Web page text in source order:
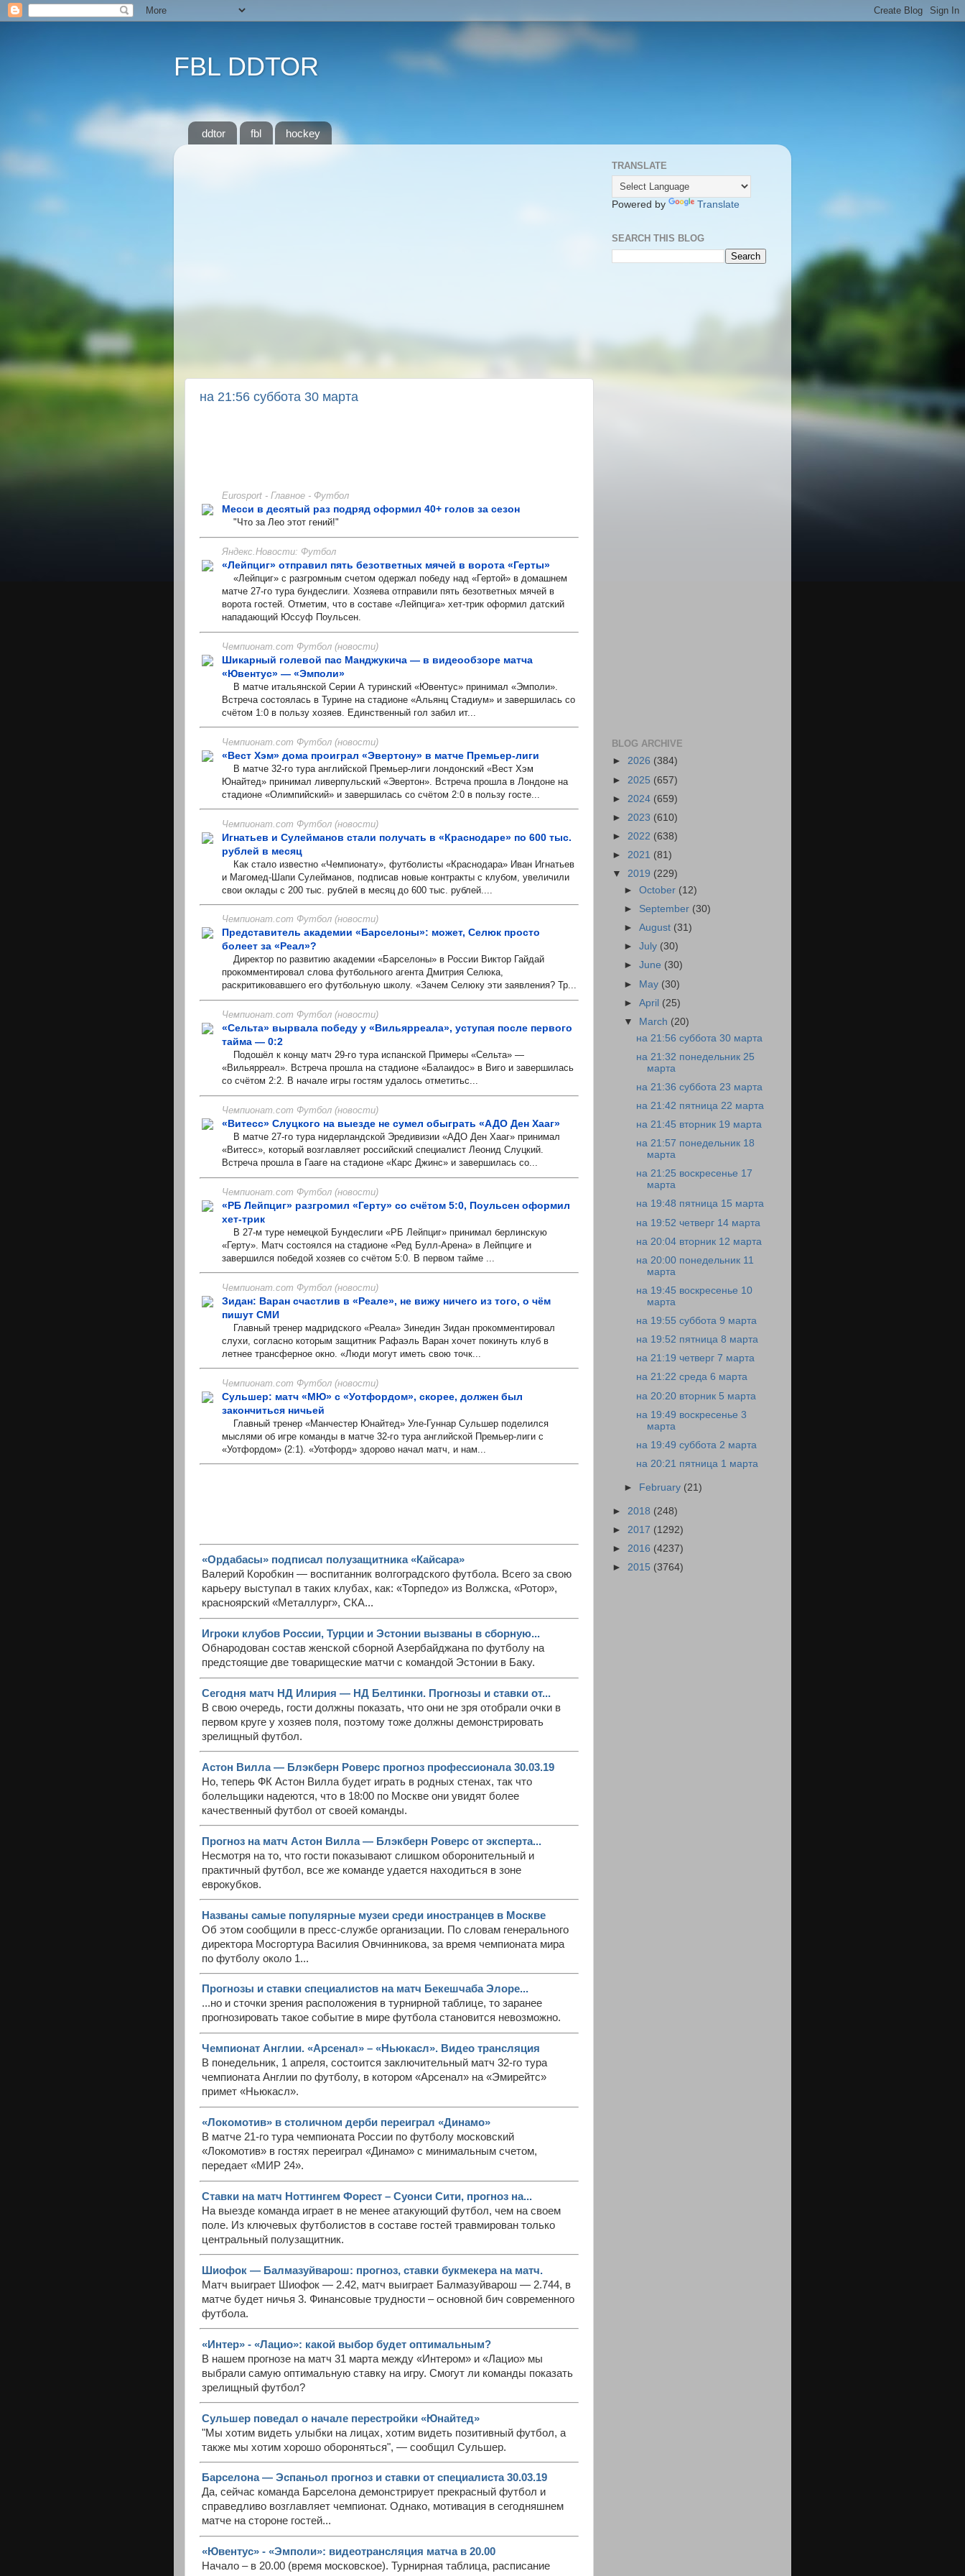
FBL DDTOR
ddtor fbl hockey
на 21:56 суббота 30 марта
Eurosport - Главное - Футбол
Месси в десятый раз подряд оформил 40+ голов за сезон
"Что за Лео этот гений!"
Яндекс.Новости: Футбол
«Лейпциг» отправил пять безответных мячей в ворота «Герты»
«Лейпциг» с разгромным счетом одержал победу над «Гертой» в домашнем
матче 27-го тура бундеслиги. Хозяева отправили пять безответных мячей в
ворота гостей. Отметим, что в составе «Лейпцига» хет-трик оформил датский
нападающий Юссуф Поульсен.
Чемпионат.com Футбол (новости)
Шикарный голевой пас Манджукича — в видеообзоре матча
«Ювентус» — «Эмполи»
В матче итальянской Серии А туринский «Ювентус» принимал «Эмполи».
Встреча состоялась в Турине на стадионе «Альянц Стадиум» и завершилась со
счётом 1:0 в пользу хозяев. Единственный гол забил ит...
Чемпионат.com Футбол (новости)
«Вест Хэм» дома проиграл «Эвертону» в матче Премьер-лиги
В матче 32-го тура английской Премьер-лиги лондонский «Вест Хэм
Юнайтед» принимал ливерпульский «Эвертон». Встреча прошла в Лондоне на
стадионе «Олимпийский» и завершилась со счётом 2:0 в пользу госте...
Чемпионат.com Футбол (новости)
Игнатьев и Сулейманов стали получать в «Краснодаре» по 600 тыс.
рублей в месяц
Как стало известно «Чемпионату», футболисты «Краснодара» Иван Игнатьев
и Магомед-Шапи Сулейманов, подписав новые контракты с клубом, увеличили
свои оклады с 200 тыс. рублей в месяц до 600 тыс. рублей....
Чемпионат.com Футбол (новости)
Представитель академии «Барселоны»: может, Селюк просто
болеет за «Реал»?
Директор по развитию академии «Барселоны» в России Виктор Гайдай
прокомментировал слова футбольного агента Дмитрия Селюка,
раскритиковавшего его футбольную школу. «Зачем Селюку эти заявления? Тр...
Чемпионат.com Футбол (новости)
«Сельта» вырвала победу у «Вильярреала», уступая после первого
тайма — 0:2
Подошёл к концу матч 29-го тура испанской Примеры «Сельта» —
«Вильярреал». Встреча прошла на стадионе «Балаидос» в Виго и завершилась
со счётом 2:2. В начале игры гостям удалось отметитьс...
Чемпионат.com Футбол (новости)
«Витесс» Слуцкого на выезде не сумел обыграть «АДО Ден Хааг»
В матче 27-го тура нидерландской Эредивизии «АДО Ден Хааг» принимал
«Витесс», который возглавляет российский специалист Леонид Слуцкий.
Встреча прошла в Гааге на стадионе «Карс Джинс» и завершилась со...
Чемпионат.com Футбол (новости)
«РБ Лейпциг» разгромил «Герту» со счётом 5:0, Поульсен оформил
хет-трик
В 27-м туре немецкой Бундеслиги «РБ Лейпциг» принимал берлинскую
«Герту». Матч состоялся на стадионе «Ред Булл-Арена» в Лейпциге и
завершился победой хозяев со счётом 5:0. В первом тайме ...
Чемпионат.com Футбол (новости)
Зидан: Варан счастлив в «Реале», не вижу ничего из того, о чём
пишут СМИ
Главный тренер мадридского «Реала» Зинедин Зидан прокомментировал
слухи, согласно которым защитник Рафаэль Варан хочет покинуть клуб в
летнее трансферное окно. «Люди могут иметь свою точк...
Чемпионат.com Футбол (новости)
Сульшер: матч «МЮ» с «Уотфордом», скорее, должен был
закончиться ничьей
Главный тренер «Манчестер Юнайтед» Уле-Гуннар Сульшер поделился
мыслями об игре команды в матче 32-го тура английской Премьер-лиги с
«Уотфордом» (2:1). «Уотфорд» здорово начал матч, и нам...
«Ордабасы» подписал полузащитника «Кайсара»
Валерий Коробкин — воспитанник волгоградского футбола. Всего за свою
карьеру выступал в таких клубах, как: «Торпедо» из Волжска, «Ротор»,
красноярский «Металлург», СКА...
Игроки клубов России, Турции и Эстонии вызваны в сборную...
Обнародован состав женской сборной Азербайджана по футболу на
предстоящие две товарищеские матчи с командой Эстонии в Баку.
Сегодня матч НД Илирия — НД Белтинки. Прогнозы и ставки от...
В свою очередь, гости должны показать, что они не зря отобрали очки в
первом круге у хозяев поля, поэтому тоже должны демонстрировать
зрелищный футбол.
Астон Вилла — Блэкберн Роверс прогноз профессионала 30.03.19
Но, теперь ФК Астон Вилла будет играть в родных стенах, так что
болельщики надеются, что в 18:00 по Москве они увидят более
качественный футбол от своей команды.
Прогноз на матч Астон Вилла — Блэкберн Роверс от эксперта...
Несмотря на то, что гости показывают слишком оборонительный и
практичный футбол, все же команде удается находиться в зоне
еврокубков.
Названы самые популярные музеи среди иностранцев в Москве
Об этом сообщили в пресс-службе организации. По словам генерального
директора Мосгортура Василия Овчинникова, за время чемпионата мира
по футболу около 1...
Прогнозы и ставки специалистов на матч Бекешчаба Элоре...
...но и сточки зрения расположения в турнирной таблице, то заранее
прогнозировать такое событие в мире футбола становится невозможно.
Чемпионат Англии. «Арсенал» – «Ньюкасл». Видео трансляция
В понедельник, 1 апреля, состоится заключительный матч 32-го тура
чемпионата Англии по футболу, в котором «Арсенал» на «Эмирейтс»
примет «Ньюкасл».
«Локомотив» в столичном дерби переиграл «Динамо»
В матче 21-го тура чемпионата России по футболу московский
«Локомотив» в гостях переиграл «Динамо» с минимальным счетом,
передает «МИР 24».
Ставки на матч Ноттингем Форест – Суонси Сити, прогноз на...
На выезде команда играет в не менее атакующий футбол, чем на своем
поле. Из ключевых футболистов в составе гостей травмирован только
центральный полузащитник.
Шиофок — Балмазуйварош: прогноз, ставки букмекера на матч.
Матч выиграет Шиофок — 2.42, матч выиграет Балмазуйварош — 2.744, в
матче будет ничья 3. Финансовые трудности – основной бич современного
футбола.
«Интер» - «Лацио»: какой выбор будет оптимальным?
В нашем прогнозе на матч 31 марта между «Интером» и «Лацио» мы
выбрали самую оптимальную ставку на игру. Смогут ли команды показать
зрелищный футбол?
Сульшер поведал о начале перестройки «Юнайтед»
"Мы хотим видеть улыбки на лицах, хотим видеть позитивный футбол, а
также мы хотим хорошо обороняться", — сообщил Сульшер.
Барселона — Эспаньол прогноз и ставки от специалиста 30.03.19
Да, сейчас команда Барселона демонстрирует прекрасный футбол и
справедливо возглавляет чемпионат. Однако, мотивация в сегодняшнем
матче на стороне гостей...
«Ювентус» - «Эмполи»: видеотрансляция матча в 20.00
Начало – в 20.00 (время московское). Турнирная таблица, расписание
TRANSLATE
Powered by Translate
SEARCH THIS BLOG
BLOG ARCHIVE
► 2026 (384)
► 2025 (657)
► 2024 (659)
► 2023 (610)
► 2022 (638)
► 2021 (81)
▼ 2019 (229)
►October (12)
► September (30)
►August (31)
►July (30)
►June (30)
► May (30)
►April (25)
▼
March (20)
на 21:56 суббота 30 марта
на 21:32 понедельник 25
марта
на 21:36 суббота 23 марта
на 21:42 пятница 22 марта
на 21:45 вторник 19 марта
на 21:57 понедельник 18
марта
на 21:25 воскресенье 17
марта
на 19:48 пятница 15 марта
на 19:52 четверг 14 марта
на 20:04 вторник 12 марта
на 20:00 понедельник 11
марта
на 19:45 воскресенье 10
марта
на 19:55 суббота 9 марта
на 19:52 пятница 8 марта
на 21:19 четверг 7 марта
на 21:22 среда 6 марта
на 20:20 вторник 5 марта
на 19:49 воскресенье 3
марта
на 19:49 суббота 2 марта
на 20:21 пятница 1 марта
► February (21)
► 2018 (248)
► 2017 (1292)
► 2016 (4237)
► 2015 (3764)